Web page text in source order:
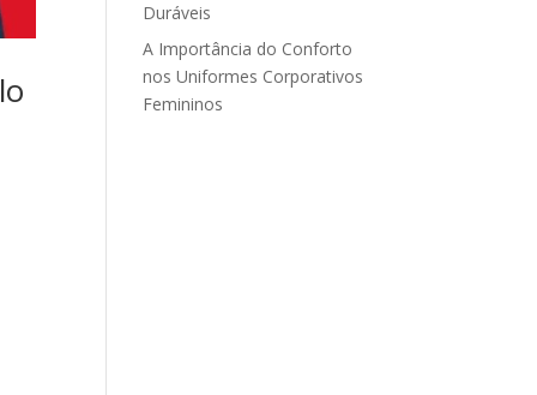
Duráveis
A Importância do Conforto
nos Uniformes Corporativos
Femininos